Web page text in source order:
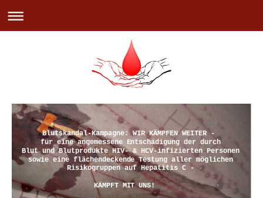
Blutskandal-Kampagne: WIR KÄMPFEN WEITER -
für eine angemessene Entschädigung der durch
Blut und Blutprodukte HIV- & HCV-infizierten Personen
sowie eine flächendeckende Testung aller möglichen
Risikogruppen auf Hepatitis C -
KÄMPFT MIT UNS!